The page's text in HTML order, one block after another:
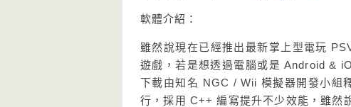
軟體介紹：
雖然說現在已經推出最新掌上型電玩
遊戲，若是想透過電腦或是 Android &
下載由知名 NGC / Wii 模擬器開發小組
行，採用 C++ 編寫提升不少效能，雖然